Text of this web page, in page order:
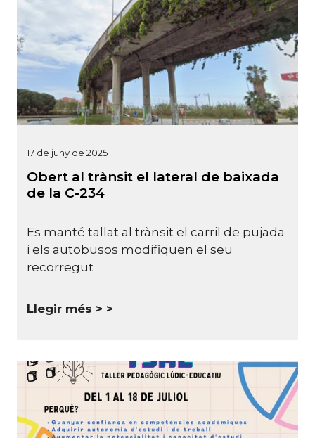
17 de juny de 2025
Obert al trànsit el lateral de baixada
de la C-234
Es manté tallat al trànsit el carril de pujada
i els autobusos modifiquen el seu
recorregut
Llegir més >